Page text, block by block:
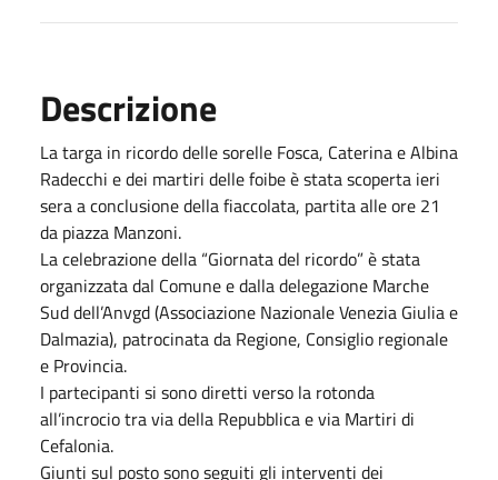
Descrizione
La targa in ricordo delle sorelle Fosca, Caterina e Albina
Radecchi e dei martiri delle foibe è stata scoperta ieri
sera a conclusione della fiaccolata, partita alle ore 21
da piazza Manzoni.
La celebrazione della “Giornata del ricordo” è stata
organizzata dal Comune e dalla delegazione Marche
Sud dell’Anvgd (Associazione Nazionale Venezia Giulia e
Dalmazia), patrocinata da Regione, Consiglio regionale
e Provincia.
I partecipanti si sono diretti verso la rotonda
all’incrocio tra via della Repubblica e via Martiri di
Cefalonia.
Giunti sul posto sono seguiti gli interventi dei